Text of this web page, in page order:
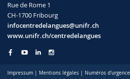
Rue de Rome 1
CH-1700 Fribourg
infocentredelangues@unifr.ch
www.unifr.ch/centredelangues
Impressum | Mentions légales | Numéros d'urgence